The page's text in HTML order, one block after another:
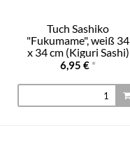
Tuch Sashiko
"Fukumame", weiß 34
x 34 cm (Kiguri Sashi)
6,95 € *